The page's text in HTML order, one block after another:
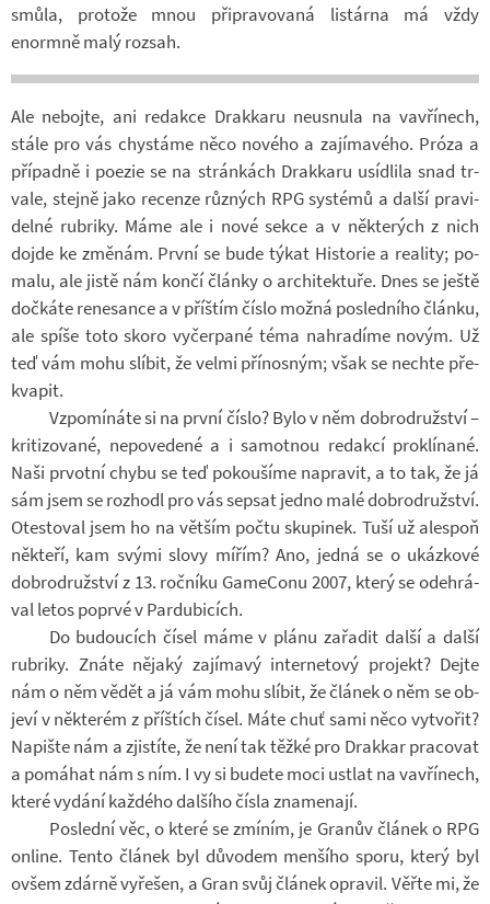
smůla, pro­tože mnou při­pra­vo­vaná listárna má vždy
enormně malý roz­sah.
Ale ne­bojte, ani re­dakce Drak­karu ne­u­snula na vav­ří­nech,
stále pro vás chys­táme něco no­vého a za­jí­ma­vého. Próza a
pří­padně i po­ezie se na strán­kách Drak­karu usíd­lila snad tr­
vale, stejně jako re­cenze růz­ných RPG sys­témů a další pra­vi­
delné rubriky. Máme ale i nové sekce a v ně­kte­rých z nich
dojde ke změ­nám. První se bude týkat His­to­rie a re­a­lity; po­
malu, ale jistě nám končí články o ar­chi­tek­tuře. Dnes se ještě
do­čkáte re­ne­sance a v příš­tím číslo možná po­sled­ního článku,
ale spíše toto skoro vy­čer­pané téma na­hra­díme novým. Už
teď vám mohu slí­bit, že velmi pří­nos­ným; však se nechte pře­
kva­pit.
Vzpo­mí­náte si na první číslo? Bylo v něm dob­ro­druž­ství –
kri­ti­zo­vané, ne­po­ve­dené a i sa­mot­nou re­dakcí pro­klí­nané.
Naši pr­votní chybu se teď po­kou­šíme na­pra­vit, a to tak, že já
sám jsem se roz­hodl pro vás se­psat jedno malé dob­ro­druž­ství.
Otes­to­val jsem ho na vět­ším počtu sku­pi­nek. Tuší už ale­spoň
ně­kteří, kam svými slovy mířím? Ano, jedná se o ukáz­kové
dob­ro­druž­ství z 13. roč­níku Ga­me­Conu 2007, který se ode­hrá­
val letos po­prvé v Par­du­bi­cích.
Do bu­dou­cích čísel máme v plánu za­řa­dit další a další
rubriky. Znáte ně­jaký za­jí­mavý in­ter­ne­tový pro­jekt? Dejte
nám o něm vědět a já vám mohu slí­bit, že člá­nek o něm se ob­
jeví v ně­kte­rém z příš­tích čísel. Máte chuť sami něco vy­tvo­řit?
Na­pište nám a zjis­títe, že není tak těžké pro Drak­kar pra­co­vat
a po­má­hat nám s ním. I vy si bu­dete moci ustlat na vav­ří­nech,
které vy­dání kaž­dého dal­šího čísla zna­me­nají.
Po­slední věc, o které se zmí­ním, je Gra­nův člá­nek o RPG
on­line. Tento člá­nek byl dů­vo­dem men­šího sporu, který byl
ovšem zdárně vy­ře­šen, a Gran svůj člá­nek opra­vil. Věřte mi, že